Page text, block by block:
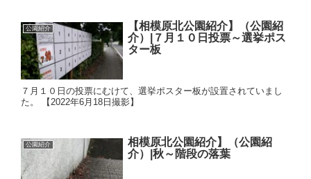
公園紹介
【相模原北公園紹介】（公園紹
介）|７月１０日投票～選挙ポス
ター板
７月１０日の投票にむけて、選挙ポスター板が設置されていまし
た。 【2022年6月18日撮影】
公園紹介
相模原北公園紹介】（公園紹
介）|秋～階段の落葉